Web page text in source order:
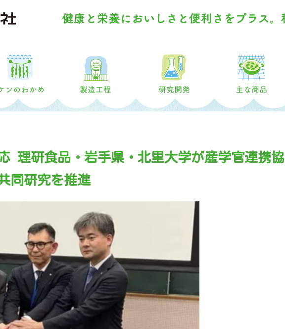
理研食品・岩手県・北里大学が産学官連携協
同研究を推進